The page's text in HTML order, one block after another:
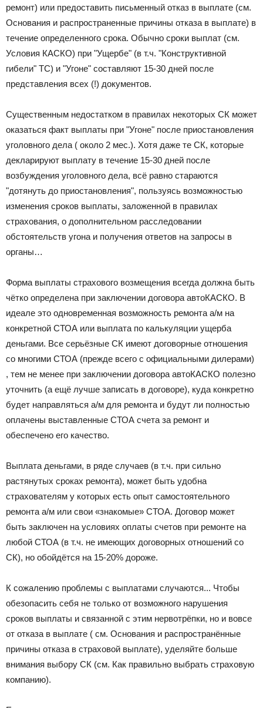
ремонт) или предоставить письменный отказ в выплате (см.
Основания и распространенные причины отказа в выплате) в
течение определенного срока. Обычно сроки выплат (см.
Условия КАСКО) при "Ущербе" (в т.ч. "Конструктивной
гибели" ТС) и "Угоне" составляют 15-30 дней после
представления всех (!) документов.
Существенным недостатком в правилах некоторых СК может
оказаться факт выплаты при "Угоне" после приостановления
уголовного дела ( около 2 мес.). Хотя даже те СК, которые
декларируют выплату в течение 15-30 дней после
возбуждения уголовного дела, всё равно стараются
"дотянуть до приостановления", пользуясь возможностью
изменения сроков выплаты, заложенной в правилах
страхования, о дополнительном расследовании
обстоятельств угона и получения ответов на запросы в
органы…
Форма выплаты страхового возмещения всегда должна быть
чётко определена при заключении договора автоКАСКО. В
идеале это одновременная возможность ремонта а/м на
конкретной СТОА или выплата по калькуляции ущерба
деньгами. Все серьёзные СК имеют договорные отношения
со многими СТОА (прежде всего с официальными дилерами)
, тем не менее при заключении договора автоКАСКО полезно
уточнить (а ещё лучше записать в договоре), куда конкретно
будет направляться а/м для ремонта и будут ли полностью
оплачены выставленные СТОА счета за ремонт и
обеспечено его качество.
Выплата деньгами, в ряде случаев (в т.ч. при сильно
растянутых сроках ремонта), может быть удобна
страхователям у которых есть опыт самостоятельного
ремонта а/м или свои «знакомые» СТОА. Договор может
быть заключен на условиях оплаты счетов при ремонте на
любой СТОА (в т.ч. не имеющих договорных отношений со
СК), но обойдётся на 15-20% дороже.
К сожалению проблемы с выплатами случаются... Чтобы
обезопасить себя не только от возможного нарушения
сроков выплаты и связанной с этим нервотрёпки, но и вовсе
от отказа в выплате ( см. Основания и распространённые
причины отказа в страховой выплате), уделяйте больше
внимания выбору СК (см. Как правильно выбрать страховую
компанию).